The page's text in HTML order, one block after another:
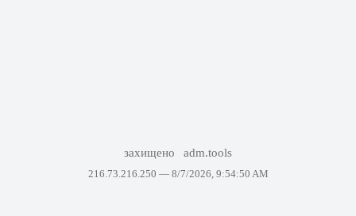
захищено adm.tools
216.73.216.250 — 8/7/2026, 9:54:50 AM